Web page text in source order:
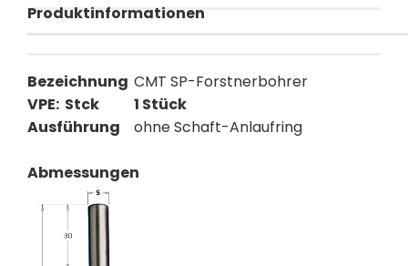
Produktinformationen
Bezeichnung CMT SP-Forstnerbohrer
VPE: Stck
1 Stück
Ausführung
ohne Schaft-Anlaufring
Abmessungen